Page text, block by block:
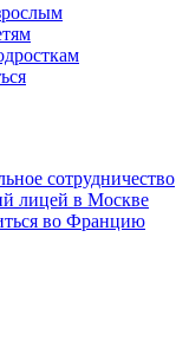
сотрудничество
лицей в Москве
во Францию